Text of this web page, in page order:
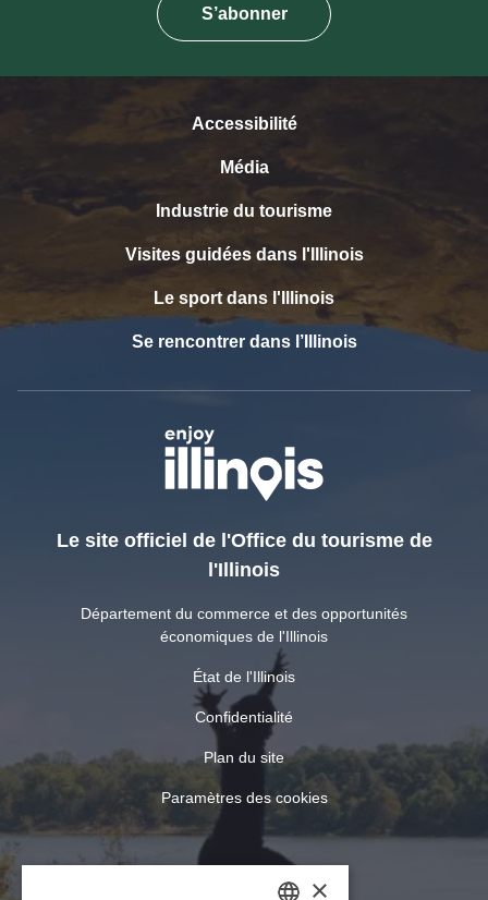
S’abonner
Accessibilité
Média
Industrie du tourisme
Visites guidées dans l'Illinois
Le sport dans l'Illinois
Se rencontrer dans l’Illinois
Le site officiel de l'Office du tourisme de
l'Illinois
Département du commerce et des opportunités
économiques de l'Illinois
État de l'Illinois
Confidentialité
Plan du site
Paramètres des cookies